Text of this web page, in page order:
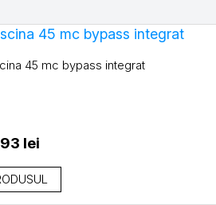
45 mc bypass integrat
lei